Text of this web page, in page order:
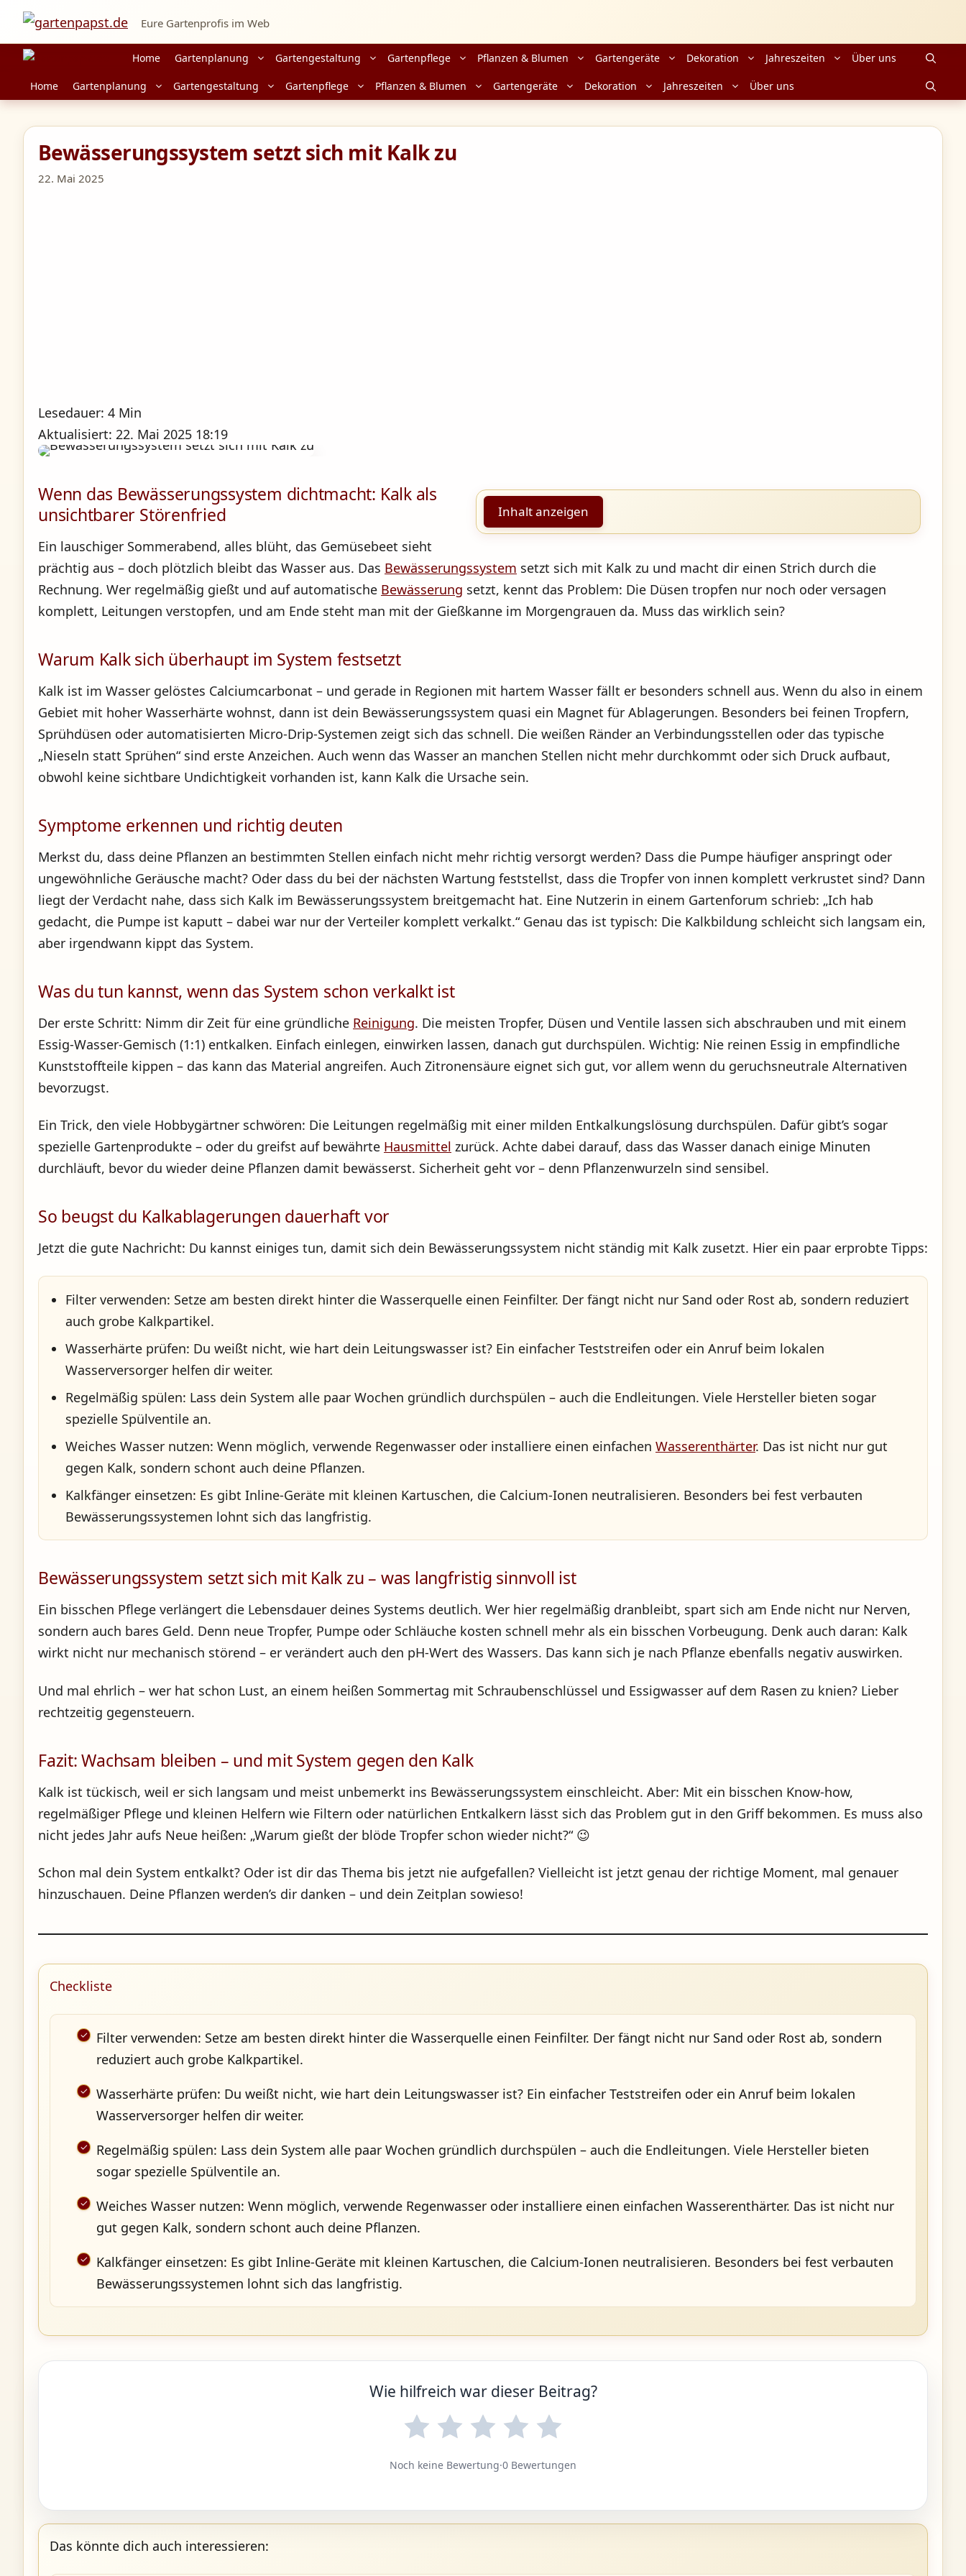
Zum
springen
Eure Gartenprofis im Web
Home Gartenplanung Gartengestaltung Gartenpflege Pflanzen & Blumen Gartengeräte Dekoration Jahreszeiten Über uns
Home Gartenplanung Gartengestaltung Gartenpflege Pflanzen & Blumen Gartengeräte Dekoration Jahreszeiten Über uns
Bewässerungssystem setzt sich mit Kalk zu
22. Mai 2025
Lesedauer: 4 Min
Aktualisiert: 22. Mai 2025 18:19
Inhalt anzeigen
Wenn das Bewässerungssystem dichtmacht: Kalk als
unsichtbarer Störenfried
Ein lauschiger Sommerabend, alles blüht, das Gemüsebeet sieht
prächtig aus – doch plötzlich bleibt das Wasser aus. Das Bewässerungssystem setzt sich mit Kalk zu und macht dir einen Strich durch die
Rechnung. Wer regelmäßig gießt und auf automatische Bewässerung setzt, kennt das Problem: Die Düsen tropfen nur noch oder versagen
komplett, Leitungen verstopfen, und am Ende steht man mit der Gießkanne im Morgengrauen da. Muss das wirklich sein?
Warum Kalk sich überhaupt im System festsetzt
Kalk ist im Wasser gelöstes Calciumcarbonat – und gerade in Regionen mit hartem Wasser fällt er besonders schnell aus. Wenn du also in einem
Gebiet mit hoher Wasserhärte wohnst, dann ist dein Bewässerungssystem quasi ein Magnet für Ablagerungen. Besonders bei feinen Tropfern,
Sprühdüsen oder automatisierten Micro-Drip-Systemen zeigt sich das schnell. Die weißen Ränder an Verbindungsstellen oder das typische
„Nieseln statt Sprühen“ sind erste Anzeichen. Auch wenn das Wasser an manchen Stellen nicht mehr durchkommt oder sich Druck aufbaut,
obwohl keine sichtbare Undichtigkeit vorhanden ist, kann Kalk die Ursache sein.
Symptome erkennen und richtig deuten
Merkst du, dass deine Pflanzen an bestimmten Stellen einfach nicht mehr richtig versorgt werden? Dass die Pumpe häufiger anspringt oder
ungewöhnliche Geräusche macht? Oder dass du bei der nächsten Wartung feststellst, dass die Tropfer von innen komplett verkrustet sind? Dann
liegt der Verdacht nahe, dass sich Kalk im Bewässerungssystem breitgemacht hat. Eine Nutzerin in einem Gartenforum schrieb: „Ich hab
gedacht, die Pumpe ist kaputt – dabei war nur der Verteiler komplett verkalkt.“ Genau das ist typisch: Die Kalkbildung schleicht sich langsam ein,
aber irgendwann kippt das System.
Was du tun kannst, wenn das System schon verkalkt ist
Der erste Schritt: Nimm dir Zeit für eine gründliche Reinigung. Die meisten Tropfer, Düsen und Ventile lassen sich abschrauben und mit einem
Essig-Wasser-Gemisch (1:1) entkalken. Einfach einlegen, einwirken lassen, danach gut durchspülen. Wichtig: Nie reinen Essig in empfindliche
Kunststoffteile kippen – das kann das Material angreifen. Auch Zitronensäure eignet sich gut, vor allem wenn du geruchsneutrale Alternativen
bevorzugst.
Ein Trick, den viele Hobbygärtner schwören: Die Leitungen regelmäßig mit einer milden Entkalkungslösung durchspülen. Dafür gibt’s sogar
spezielle Gartenprodukte – oder du greifst auf bewährte Hausmittel zurück. Achte dabei darauf, dass das Wasser danach einige Minuten
durchläuft, bevor du wieder deine Pflanzen damit bewässerst. Sicherheit geht vor – denn Pflanzenwurzeln sind sensibel.
So beugst du Kalkablagerungen dauerhaft vor
Jetzt die gute Nachricht: Du kannst einiges tun, damit sich dein Bewässerungssystem nicht ständig mit Kalk zusetzt. Hier ein paar erprobte Tipps:
Filter verwenden: Setze am besten direkt hinter die Wasserquelle einen Feinfilter. Der fängt nicht nur Sand oder Rost ab, sondern reduziert
auch grobe Kalkpartikel.
Wasserhärte prüfen: Du weißt nicht, wie hart dein Leitungswasser ist? Ein einfacher Teststreifen oder ein Anruf beim lokalen
Wasserversorger helfen dir weiter.
Regelmäßig spülen: Lass dein System alle paar Wochen gründlich durchspülen – auch die Endleitungen. Viele Hersteller bieten sogar
spezielle Spülventile an.
Weiches Wasser nutzen: Wenn möglich, verwende Regenwasser oder installiere einen einfachen Wasserenthärter. Das ist nicht nur gut
gegen Kalk, sondern schont auch deine Pflanzen.
Kalkfänger einsetzen: Es gibt Inline-Geräte mit kleinen Kartuschen, die Calcium-Ionen neutralisieren. Besonders bei fest verbauten
Bewässerungssystemen lohnt sich das langfristig.
Bewässerungssystem setzt sich mit Kalk zu – was langfristig sinnvoll ist
Ein bisschen Pflege verlängert die Lebensdauer deines Systems deutlich. Wer hier regelmäßig dranbleibt, spart sich am Ende nicht nur Nerven,
sondern auch bares Geld. Denn neue Tropfer, Pumpe oder Schläuche kosten schnell mehr als ein bisschen Vorbeugung. Denk auch daran: Kalk
wirkt nicht nur mechanisch störend – er verändert auch den pH-Wert des Wassers. Das kann sich je nach Pflanze ebenfalls negativ auswirken.
Und mal ehrlich – wer hat schon Lust, an einem heißen Sommertag mit Schraubenschlüssel und Essigwasser auf dem Rasen zu knien? Lieber
rechtzeitig gegensteuern.
Fazit: Wachsam bleiben – und mit System gegen den Kalk
Kalk ist tückisch, weil er sich langsam und meist unbemerkt ins Bewässerungssystem einschleicht. Aber: Mit ein bisschen Know-how,
regelmäßiger Pflege und kleinen Helfern wie Filtern oder natürlichen Entkalkern lässt sich das Problem gut in den Griff bekommen. Es muss also
nicht jedes Jahr aufs Neue heißen: „Warum gießt der blöde Tropfer schon wieder nicht?“ 😉
Schon mal dein System entkalkt? Oder ist dir das Thema bis jetzt nie aufgefallen? Vielleicht ist jetzt genau der richtige Moment, mal genauer
hinzuschauen. Deine Pflanzen werden’s dir danken – und dein Zeitplan sowieso!
Checkliste
Filter verwenden: Setze am besten direkt hinter die Wasserquelle einen Feinfilter. Der fängt nicht nur Sand oder Rost ab, sondern
reduziert auch grobe Kalkpartikel.
Wasserhärte prüfen: Du weißt nicht, wie hart dein Leitungswasser ist? Ein einfacher Teststreifen oder ein Anruf beim lokalen
Wasserversorger helfen dir weiter.
Regelmäßig spülen: Lass dein System alle paar Wochen gründlich durchspülen – auch die Endleitungen. Viele Hersteller bieten
sogar spezielle Spülventile an.
Weiches Wasser nutzen: Wenn möglich, verwende Regenwasser oder installiere einen einfachen Wasserenthärter. Das ist nicht nur
gut gegen Kalk, sondern schont auch deine Pflanzen.
Kalkfänger einsetzen: Es gibt Inline-Geräte mit kleinen Kartuschen, die Calcium-Ionen neutralisieren. Besonders bei fest verbauten
Bewässerungssystemen lohnt sich das langfristig.
Wie hilfreich war dieser Beitrag?
Noch keine Bewertung·0 Bewertungen
Das könnte dich auch interessieren: